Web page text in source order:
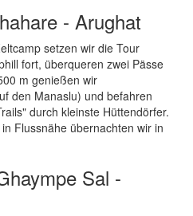
- Arughat
setzen wir die Tour
fort, überqueren zwei Pässe
m genießen wir
den Manaslu) und befahren
durch kleinste Hüttendörfer.
Flussnähe übernachten wir in
Sal -